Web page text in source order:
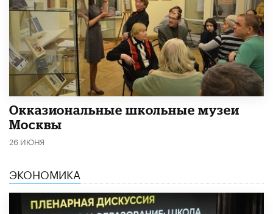
​Окказиональные школьные музеи
Москвы
26 ИЮНЯ
ЭКОНОМИКА